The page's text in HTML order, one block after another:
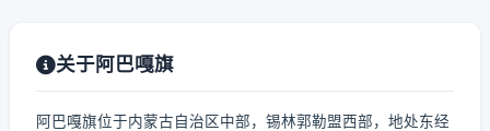
关于阿巴嘎旗
阿巴嘎旗位于内蒙古自治区中部，锡林郭勒盟西部，地处东经